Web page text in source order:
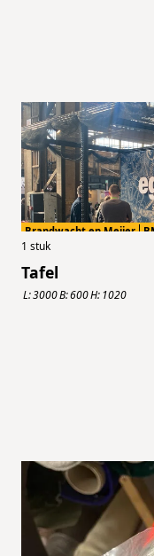
Brandwacht en Meijer
1 stuk
Tafel
L:3000B:600H: 1020